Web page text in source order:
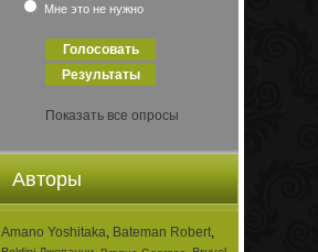
Мне это не нужно
Показать все опросы
Авторы
Amano Yoshitaka, Bateman Robert,